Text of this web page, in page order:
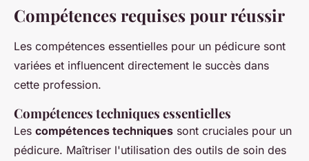
Compétences requises pour réussir
Les compétences essentielles pour un pédicure sont
variées et influencent directement le succès dans
cette profession.
Compétences techniques essentielles
Les compétences techniques sont cruciales pour un
pédicure. Maîtriser l'utilisation des outils de soin des